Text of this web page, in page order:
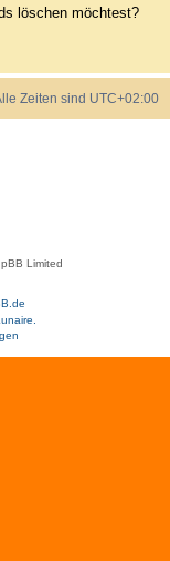
löschen möchtest?
Zeiten sind UTC+02:00
Limited